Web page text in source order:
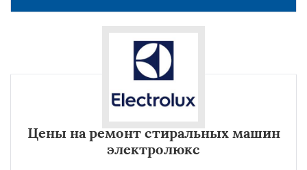
Цены на ремонт стиральных машин
электролюкс